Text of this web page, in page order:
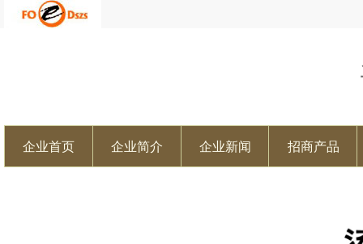
企业首页 企业简介 企业新闻 招商产品